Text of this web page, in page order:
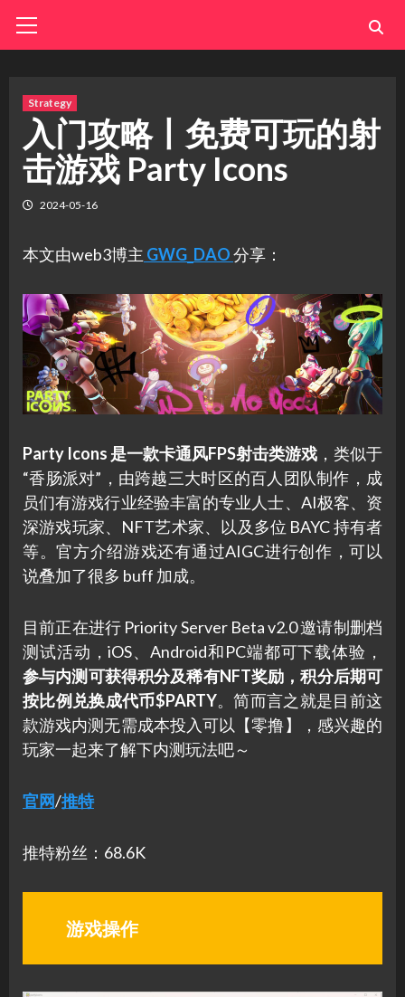
Menu
Strategy
入门攻略丨免费可玩的射
击游戏 Party Icons
2024-05-16
本文由web3博主 GWG_DAO分享：
Party Icons 是一款卡通风FPS射击类游戏 ，类似于
“香肠派对”，由跨越三大时区的百人团队制作，成
员们有游戏行业经验丰富的专业人士、AI极客、资
深游戏玩家、NFT艺术家、以及多位 BAYC 持有者
等。官方介绍游戏还有通过AIGC进行创作，可以
说叠加了很多 buff 加成。
目前正在进行 Priority Server Beta v2.0 邀请制删档
测试活动，iOS、Android和PC端都可下载体验，
参与内测可获得积分及稀有NFT奖励，积分后期可
按比例兑换成代币$PARTY。简而言之就是目前这
款游戏内测无需成本投入可以【零撸】，感兴趣的
玩家一起来了解下内测玩法吧～
官网/推特
推特粉丝：68.6K
游戏操作